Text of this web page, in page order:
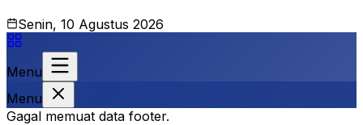
Senin, 10 Agustus 2026
Menu
Menu
Gagal memuat data footer.